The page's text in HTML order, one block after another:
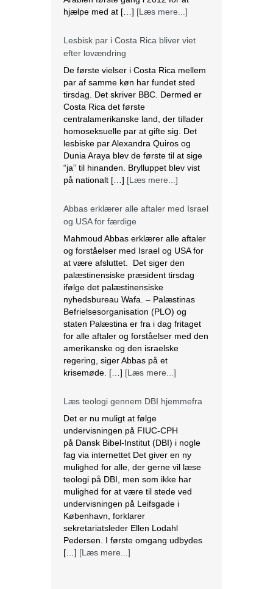
hjælpe med at […] [Læs mere...]
Lesbisk par i Costa Rica bliver viet
efter lovændring
De første vielser i Costa Rica mellem
par af samme køn har fundet sted
tirsdag. Det skriver BBC. Dermed er
Costa Rica det første
centralamerikanske land, der tillader
homoseksuelle par at gifte sig. Det
lesbiske par Alexandra Quiros og
Dunia Araya blev de første til at sige
“ja” til hinanden. Brylluppet blev vist
på nationalt […] [Læs mere...]
Abbas erklærer alle aftaler med Israel
og USA for færdige
Mahmoud Abbas erklærer alle aftaler
og forståelser med Israel og USA for
at være afsluttet. Det siger den
palæstinensiske præsident tirsdag
ifølge det palæstinensiske
nyhedsbureau Wafa. – Palæstinas
Befrielsesorganisation (PLO) og
staten Palæstina er fra i dag fritaget
for alle aftaler og forståelser med den
amerikanske og den israelske
regering, siger Abbas på et
krisemøde. […] [Læs mere...]
Læs teologi gennem DBI hjemmefra
Det er nu muligt at følge
undervisningen på FIUC-CPH
på Dansk Bibel-Institut (DBI) i nogle
fag via internettet Det giver en ny
mulighed for alle, der gerne vil læse
teologi på DBI, men som ikke har
mulighed for at være til stede ved
undervisningen på Leifsgade i
København, forklarer
sekretariatsleder Ellen Lodahl
Pedersen. I første omgang udbydes
[…] [Læs mere...]